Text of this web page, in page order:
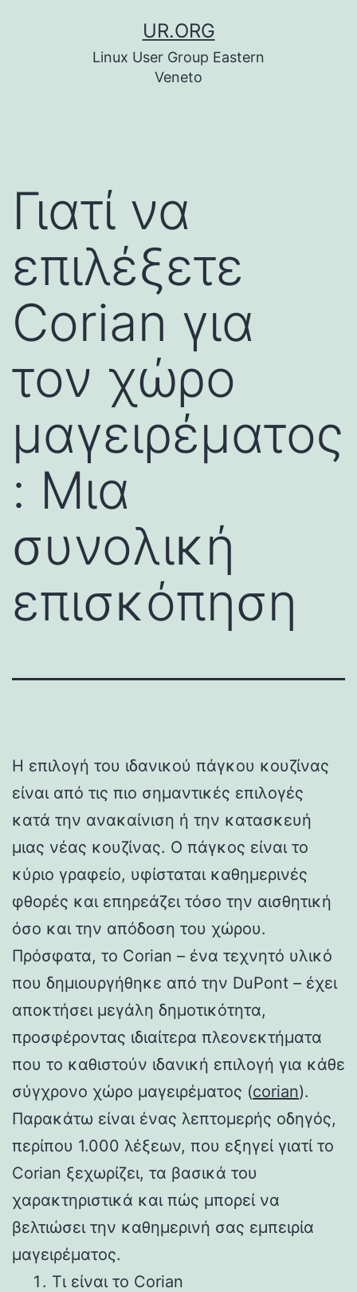
UR.ORG
Linux User Group Eastern
Veneto
Γιατί να
επιλέξετε
Corian για
τον χώρο
μαγειρέματος
: Μια
συνολική
επισκόπηση
Η επιλογή του ιδανικού πάγκου κουζίνας
είναι από τις πιο σημαντικές επιλογές
κατά την ανακαίνιση ή την κατασκευή
μιας νέας κουζίνας. Ο πάγκος είναι το
κύριο γραφείο, υφίσταται καθημερινές
φθορές και επηρεάζει τόσο την αισθητική
όσο και την απόδοση του χώρου.
Πρόσφατα, το Corian – ένα τεχνητό υλικό
που δημιουργήθηκε από την DuPont – έχει
αποκτήσει μεγάλη δημοτικότητα,
προσφέροντας ιδιαίτερα πλεονεκτήματα
που το καθιστούν ιδανική επιλογή για κάθε
σύγχρονο χώρο μαγειρέματος (corian).
Παρακάτω είναι ένας λεπτομερής οδηγός,
περίπου 1.000 λέξεων, που εξηγεί γιατί το
Corian ξεχωρίζει, τα βασικά του
χαρακτηριστικά και πώς μπορεί να
βελτιώσει την καθημερινή σας εμπειρία
μαγειρέματος.
Τι είναι το Corian